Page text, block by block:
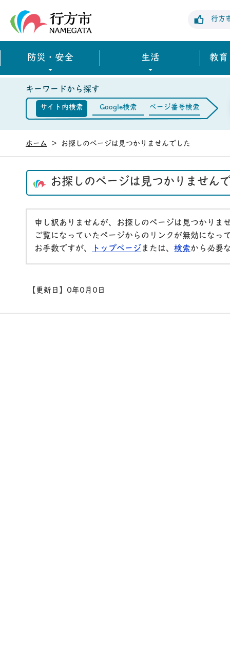
行方
防災・安全 生活 教育
キーワードから探す
サイト内検索 Google検索 ページ番号検索
ホーム > お探しのページは見つかりませんでした
お探しのページは見つかりません
申し訳ありませんが、お探しのページは見つかりま
ご覧になっていたページからのリンクが無効にな
お手数ですが、
トップページ または、 検索から必要
【更新日】 0年0月0日